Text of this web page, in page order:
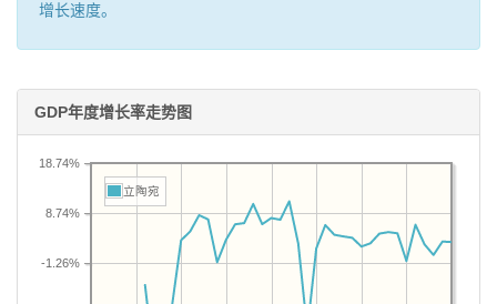
增长速度。
GDP年度增长率走势图
-1.26%
8.74%
18.74%
立陶宛